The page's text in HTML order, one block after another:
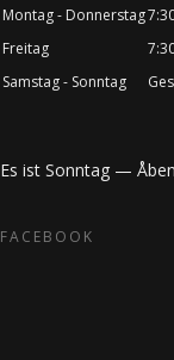
Montag - Donnerstag
Freitag
Samstag - Sonntag
Es ist Sonntag —
FACEBOOK